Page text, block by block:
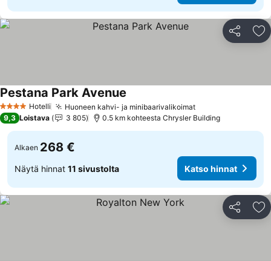
Jaa
4 Tähtiluokitus
Hotelli Huoneen kahvi- ja minibaarivalikoimatKatso hinnat
Pestana Park Avenue
9,3 Loistava 3 805 0.5 km kohteesta Chrysler Building
Alkaen 268 €
Näytä hinnat 11 sivustolta Katso hinnat
Jaa